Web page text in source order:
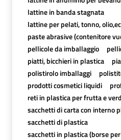
lattine in banda stagnata
lattine per pelati, tonno,
paste abrasive (contenitore
pellicole da imballaggio
piatti, bicchieri in plastica
polistirolo imballaggi
prodotti cosmetici liquidi
reti in plastica per frutta e
sacchetti di carta con interno
sacchetti di plastica
sacchetti in plastica (borse